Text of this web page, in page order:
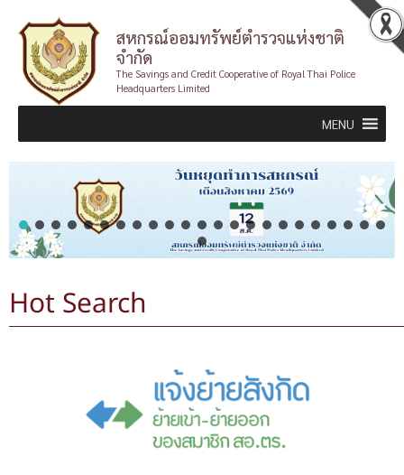
content
สหกรณ์ออมทรัพย์ตำรวจแห่งชาติ
จำกัด
The Savings and Credit Cooperative of Royal Thai Police
Headquarters Limited
MENU
Hot Search